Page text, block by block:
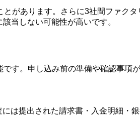
があります。さらに3社間ファク
当しない可能性が高いです。
す。申し込み前の準備や確認事項が
は提出された請求書・入金明細・